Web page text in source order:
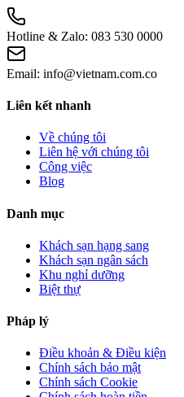
Hotline & Zalo: 083 530 0000
Email: info@vietnam.com.co
Liên kết nhanh
Về chúng tôi
Liên hệ với chúng tôi
Công việc
Blog
Danh mục
Khách sạn hạng sang
Khách sạn ngân sách
Khu nghỉ dưỡng
Biệt thự
Pháp lý
Điều khoản & Điều kiện
Chính sách bảo mật
Chính sách Cookie